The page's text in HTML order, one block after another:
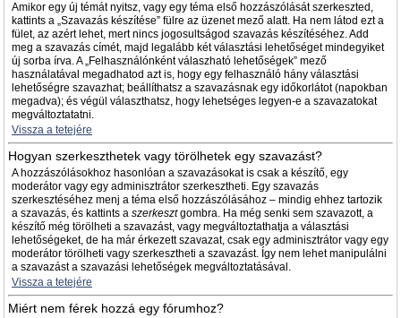
Amikor egy új témát nyitsz, vagy egy téma első hozzászólását szerkeszted,
kattints a „Szavazás készítése” fülre az üzenet mező alatt. Ha nem látod ezt a
fület, az azért lehet, mert nincs jogosultságod szavazás készítéséhez. Add
meg a szavazás címét, majd legalább két választási lehetőséget mindegyiket
új sorba írva. A „Felhasználónként válaszható lehetőségek” mező
használatával megadhatod azt is, hogy egy felhasználó hány választási
lehetőségre szavazhat; beállíthatsz a szavazásnak egy időkorlátot (napokban
megadva); és végül választhatsz, hogy lehetséges legyen-e a szavazatokat
megváltoztatatni.
Vissza a tetejére
Hogyan szerkeszthetek vagy törölhetek egy szavazást?
A hozzászólásokhoz hasonlóan a szavazásokat is csak a készítő, egy
moderátor vagy egy adminisztrátor szerkesztheti. Egy szavazás
szerkesztéséhez menj a téma első hozzászólásához – mindig ehhez tartozik
a szavazás, és kattints a szerkesztgombra. Ha még senki sem szavazott, a
készítő még törölheti a szavazást, vagy megváltoztathatja a választási
lehetőségeket, de ha már érkezett szavazat, csak egy adminisztrátor vagy egy
moderátor törölheti vagy szerkesztheti a szavazást. Így nem lehet manipulálni
a szavazást a szavazási lehetőségek megváltoztatásával.
Vissza a tetejére
Miért nem férek hozzá egy fórumhoz?